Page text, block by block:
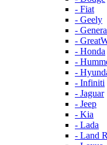
- Fiat
- Geely
-
-
- Honda
-
-
- Infiniti
- Jaguar
- Jeep
- Kia
- Lada
- Land